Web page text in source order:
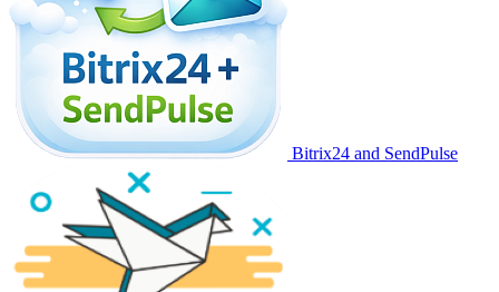
Bitrix24 and SendPulse